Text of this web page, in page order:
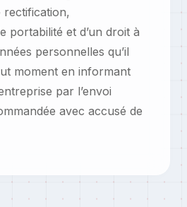
rectification,
portabilité et d’un droit à
personnelles qu’il
moment en informant
par l’envoi
avec accusé de